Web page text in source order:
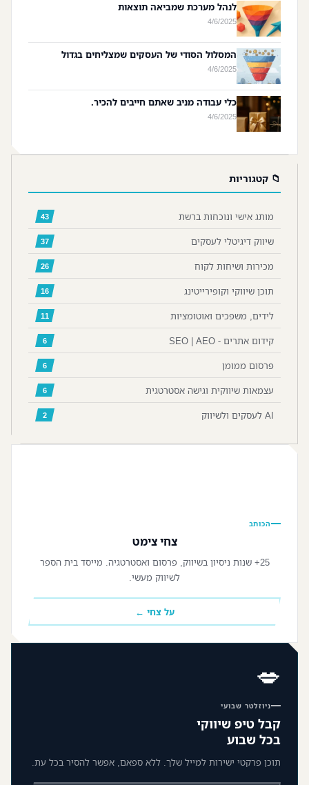
לנהל מערכת שמביאה תוצאות
4/6/2025
המסלול הסודי של העסקים שמצליחים בגדול
4/6/2025
כלי עבודה מניב שאתם חייבים להכיר.
4/6/2025
📁 קטגוריות
מותג אישי ונוכחות ברשת 43
שיווק דיגיטלי לעסקים 37
מכירות ושיחות לקוח 26
תוכן שיווקי וקופירייטינג 16
לידים, משפכים ואוטומציות 11
קידום אתרים - SEO | AEO 6
פרסום ממומן 6
עצמאות שיווקית וגישה אסטרטגית 6
AI לעסקים ולשיווק 2
הכותב
צחי צימט
25+ שנות ניסיון בשיווק, פרסום ואסטרטגיה. מייסד בית הספר
לשיווק מעשי.
על צחי ←
💋
ניוזלטר שבועי
קבל טיפ שיווקי
בכל שבוע
תוכן פרקטי ישירות למייל שלך. ללא ספאם, אפשר להסיר בכל עת.